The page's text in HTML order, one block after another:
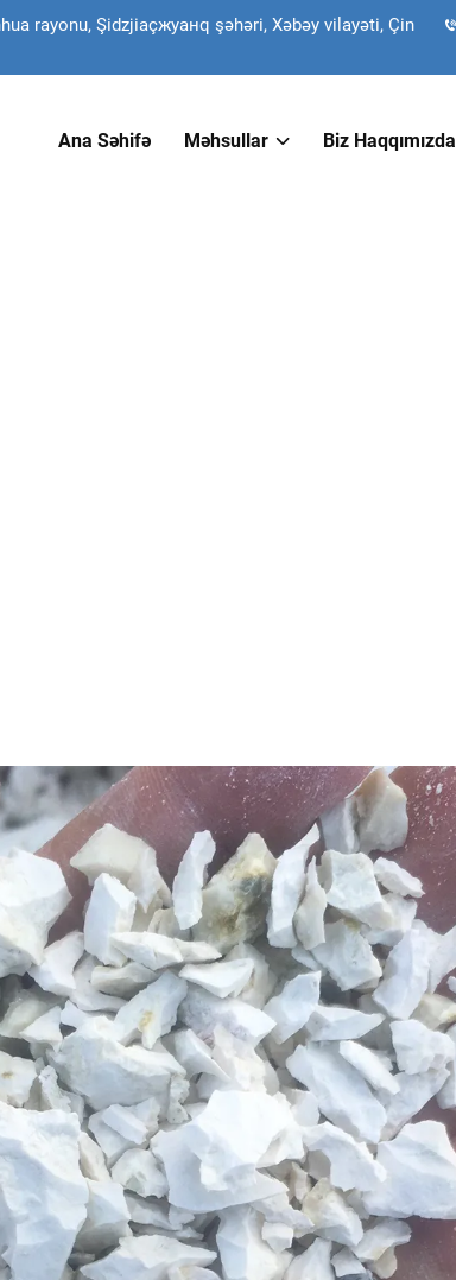
rayonu, Şidzjiaçжуанq şəhəri, Xəbəy vilayəti, Çin
Ana Səhifə Məhsullar Biz Haqqımızda